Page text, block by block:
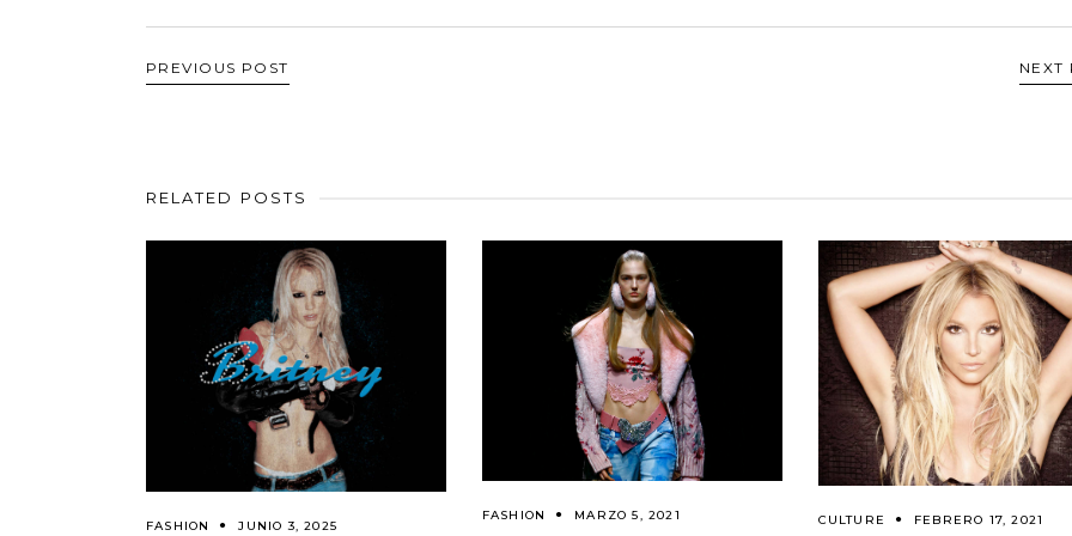
PREVIOUS POST NEXT
RELATED POSTS
FASHION JUNIO 3, 2025
FASHION MARZO 5, 2021 CULTURE FEBRERO 17, 2021